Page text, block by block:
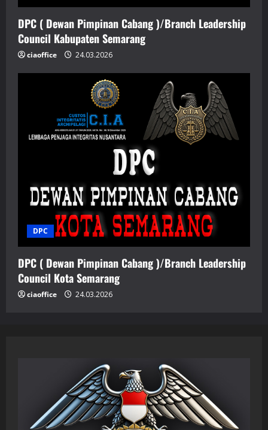
DPC ( Dewan Pimpinan Cabang )/Branch Leadership
Council Kabupaten Semarang
ciaoffice 24.03.2026
DPC
DPC ( Dewan Pimpinan Cabang )/Branch Leadership
Council Kota Semarang
ciaoffice 24.03.2026